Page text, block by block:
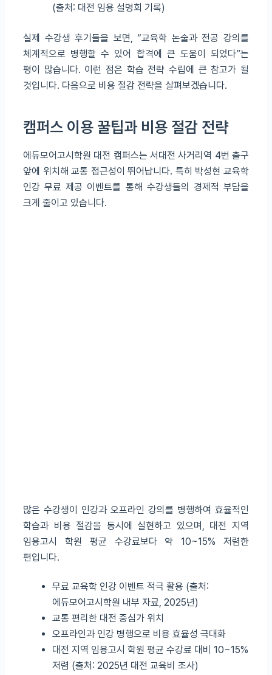
(출처: 대전 임용 설명회 기록)
실제 수강생 후기들을 보면, “교육학 논술과 전공 강의를
체계적으로 병행할 수 있어 합격에 큰 도움이 되었다”는
평이 많습니다. 이런 점은 학습 전략 수립에 큰 참고가 될
것입니다. 다음으로 비용 절감 전략을 살펴보겠습니다.
캠퍼스 이용 꿀팁과 비용 절감 전략
에듀모어고시학원 대전 캠퍼스는 서대전 사거리역 4번 출구
앞에 위치해 교통 접근성이 뛰어납니다. 특히 박성현 교육학
인강 무료 제공 이벤트를 통해 수강생들의 경제적 부담을
크게 줄이고 있습니다.
많은 수강생이 인강과 오프라인 강의를 병행하여 효율적인
학습과 비용 절감을 동시에 실현하고 있으며, 대전 지역
임용고시 학원 평균 수강료보다 약 10~15% 저렴한
편입니다.
무료 교육학 인강 이벤트 적극 활용 (출처:
에듀모어고시학원 내부 자료, 2025년)
교통 편리한 대전 중심가 위치
오프라인과 인강 병행으로 비용 효율성 극대화
대전 지역 임용고시 학원 평균 수강료 대비 10~15%
저렴 (출처: 2025년 대전 교육비 조사)